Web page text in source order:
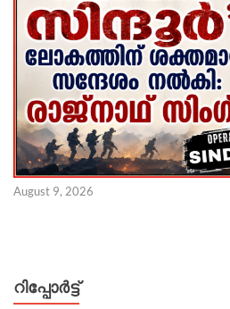
August 9, 2026
റിപ്പോര്‍ട്ട്